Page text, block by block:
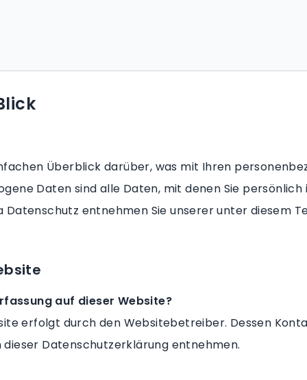
Überblick darüber, was mit Ihren
Daten sind alle Daten, mit denen Sie
entnehmen Sie unserer unter diesem
auf dieser Website?
erfolgt durch den Websitebetreiber. Dessen
dieser Datenschutzerklärung entnehmen.